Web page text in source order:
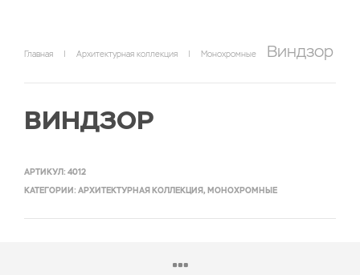
Главная Архитектурная коллекция Монохромные Виндзор
ВИНДЗОР
АРТИКУЛ: 4012
КАТЕГОРИИ: АРХИТЕКТУРНАЯ КОЛЛЕКЦИЯ , МОНОХРОМНЫЕ